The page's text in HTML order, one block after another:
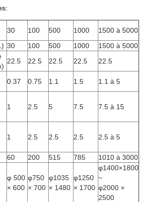
30 100 500 1000
1500 à 5000
30 100 500 1000
1500 à 5000
22.5 22.5 22.5 22.5
22.5
0.37 0.75 1.1 1.5
1.1 à 5
1 2.5 5 7.5 7.5 à 15
1 2.5 2.5 2.5 2.5 à 5
60 200 515 785 1010 à 3000
φ 500
× 600
φ750
× 700
φ1035
× 1480
φ1250
× 1700
φ1400×1800
~
φ2000 ×
2500